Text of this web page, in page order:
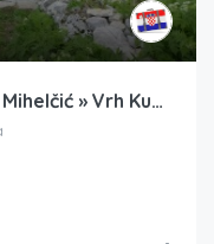
Vrbovska Poljana » PS Jakov Mihelčić » Vrh Kula